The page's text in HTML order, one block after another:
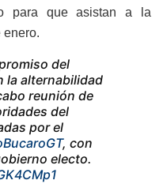
para que asistan a la
enero.
del
la alternabilidad
reunión de
del
por el
, con
electo.